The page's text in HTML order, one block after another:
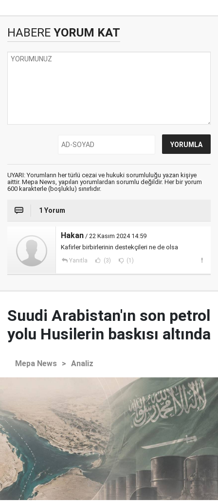
HABERE YORUM KAT
UYARI: Yorumların her türlü cezai ve hukuki sorumluluğu yazan kişiye
aittir. Mepa News, yapılan yorumlardan sorumlu değildir. Her bir yorum
600 karakterle (boşluklu) sınırlıdır.
1 Yorum
Hakan / 22 Kasım 2024 14:59
Kafirler birbirlerinin destekçileri ne de olsa
Yanıtla (3) (1)
Suudi Arabistan'ın son petrol
yolu Husilerin baskısı altında
Mepa News > Analiz